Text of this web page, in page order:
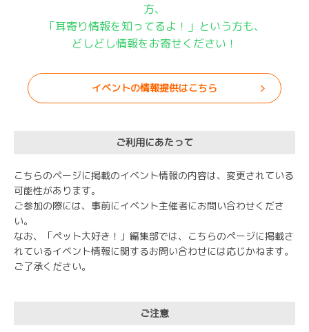
方、
「耳寄り情報を知ってるよ！」という方も、
どしどし情報をお寄せください！
イベントの情報提供はこちら
ご利用にあたって
こちらのページに掲載のイベント情報の内容は、変更されている
可能性があります。
ご参加の際には、事前にイベント主催者にお問い合わせくださ
い。
なお、「ペット大好き！」編集部では、こちらのページに掲載さ
れているイベント情報に関するお問い合わせには応じかねます。
ご了承ください。
ご注意